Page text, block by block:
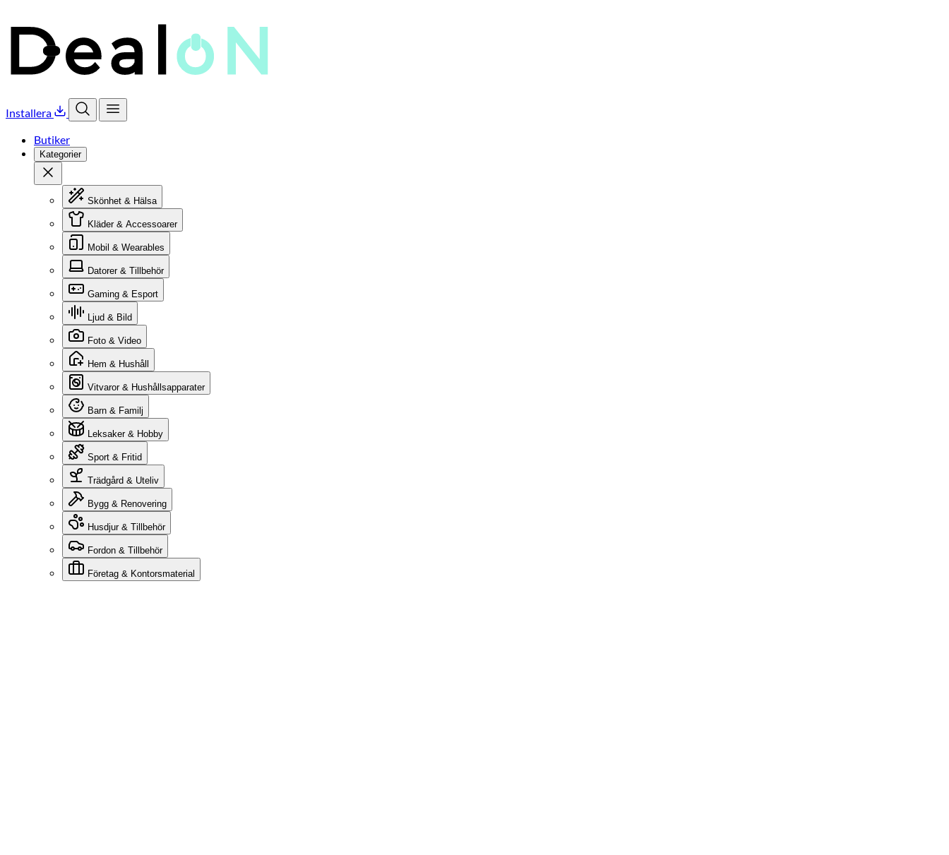
Installera
Öppna sökÖppna meny
Butiker
Kategorier
Stäng
Skönhet & Hälsa
Kläder & Accessoarer
Mobil & Wearables
Datorer & Tillbehör
Gaming & Esport
Ljud & Bild
Foto & Video
Hem & Hushåll
Vitvaror & Hushållsapparater
Barn & Familj
Leksaker & Hobby
Sport & Fritid
Trädgård & Uteliv
Bygg & Renovering
Husdjur & Tillbehör
Fordon & Tillbehör
Företag & Kontorsmaterial